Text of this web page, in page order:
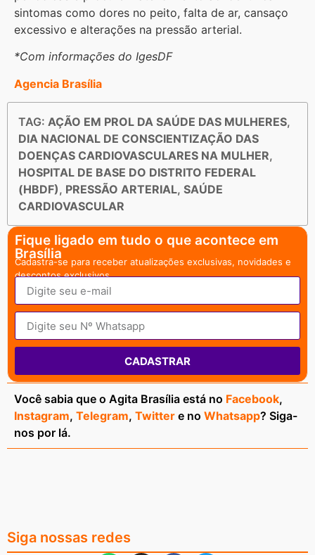
sintomas como dores no peito, falta de ar, cansaço
excessivo e alterações na pressão arterial.
*Com informações do IgesDF
Agencia Brasília
TAG: AÇÃO EM PROL DA SAÚDE DAS MULHERES,
DIA NACIONAL DE CONSCIENTIZAÇÃO DAS
DOENÇAS CARDIOVASCULARES NA MULHER,
HOSPITAL DE BASE DO DISTRITO FEDERAL
(HBDF), PRESSÃO ARTERIAL, SAÚDE
CARDIOVASCULAR
Fique ligado em tudo o que acontece em
Brasília
Cadastra-se para receber atualizações exclusivas, novidades e
descontos exclusivos.
CADASTRAR
Você sabia que o Agita Brasília está no Facebook,
Instagram, Telegram, Twitter e no Whatsapp? Siga-
nos por lá.
Siga nossas redes